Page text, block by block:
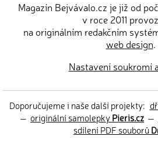
Magazín Bejvávalo.cz je již od
v roce 2011
na originálním redakčním
web design.
Nastavení soukromí
Doporučujeme i naše další projekty:
— originální samolepkyPieris.cz —
sdílení PDF souborů